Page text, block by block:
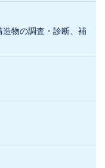
造物の調査・診断、補